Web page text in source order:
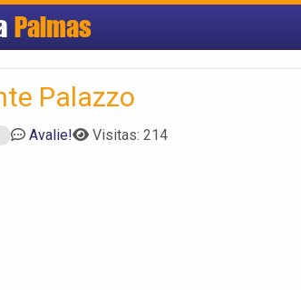
Palmas
Palazzo
Avalie! Visitas: 214